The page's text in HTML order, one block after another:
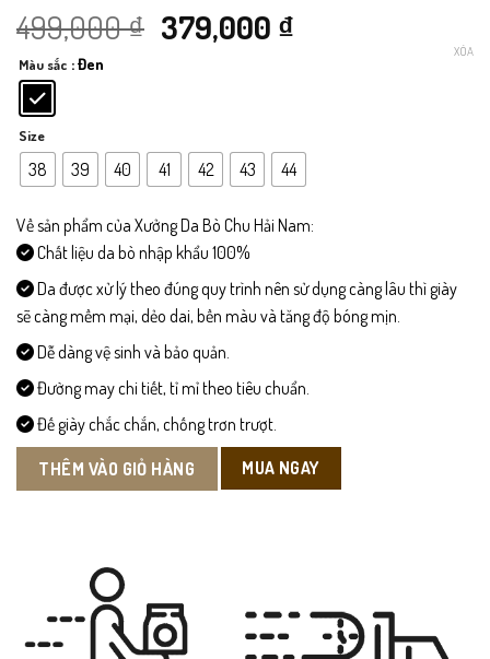
499,000₫ Giá
499,000 ₫.
379,000 ₫Giá
là:
379,000 ₫.
Màu sắc : Đen
Size
38 39 40 41 42 43 44
XÓA
Về sản phẩm của Xưởng Da Bò Chu Hải Nam:
Chất liệu da bò nhập khẩu 100%
Da được xử lý theo đúng quy trình nên sử dụng càng lâu thì giày
sẽ càng mềm mại, dẻo dai, bền màu và tăng độ bóng mịn.
Dễ dàng vệ sinh và bảo quản.
Đường may chi tiết, tỉ mỉ theo tiêu chuẩn.
Đế giày chắc chắn, chống trơn trượt.
THÊM VÀO GIỎ HÀNG MUA NGAY